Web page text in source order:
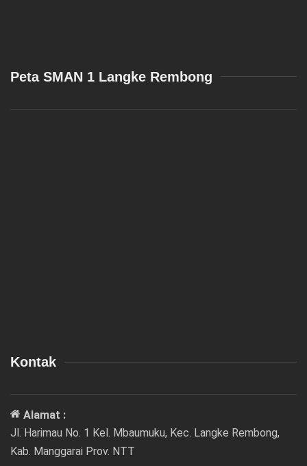
Peta SMAN 1 Langke Rembong
Kontak
Alamat :
Jl. Harimau No. 1 Kel. Mbaumuku, Kec. Langke Rembong,
Kab. Manggarai Prov. NTT